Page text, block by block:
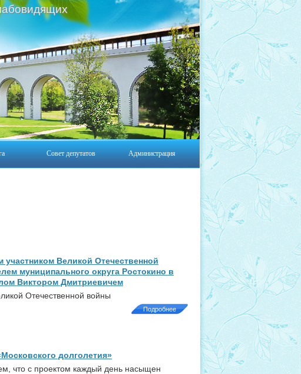
Совет депутатов Администрация
участником Великой Отечественной
муниципального округа Ростокино в
Виктором Дмитриевичем
Отечественной войны
Подробнее
долголетия»
что с проектом каждый день насыщен